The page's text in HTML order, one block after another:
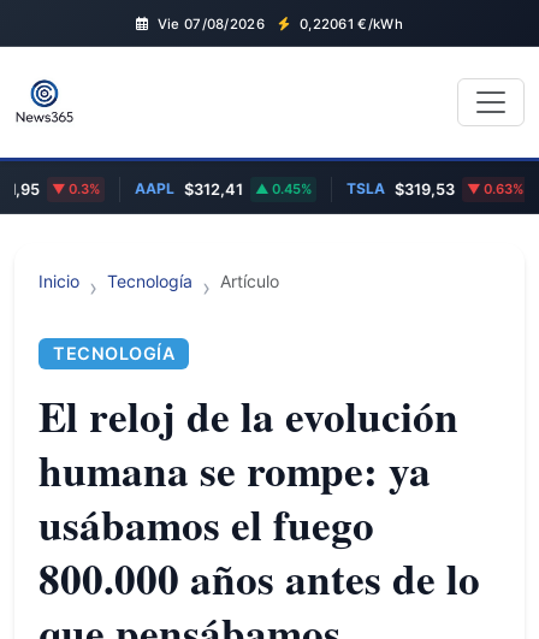
Vie 07/08/2026 0,22061 €/kWh
0.3% AAPL $312,41 0.45% TSLA $319,53 0.63%
Inicio Tecnología Artículo
TECNOLOGÍA
El reloj de la evolución
humana se rompe: ya
usábamos el fuego
800.000 años antes de lo